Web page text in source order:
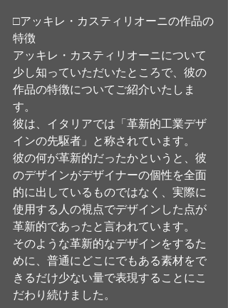
□アッキレ・カスティリオーニの作品の
アッキレ・カスティリオーニについて
少し知っていただいたところで、彼の
作品の特徴についてご紹介いたしま
す。
彼は、イタリアでは「革新的工業デザ
インの先駆者」と称されています。
彼の何が革新的だったかというと、彼
のデザインがデザイナーの個性を全面
的に出しているものではなく、実際に
使用する人の視点でデザインした点が
革新的であったと言われています。
そのような革新的なデザインをするた
めに、普通にどこにでもある素材をで
きるだけ少ない量で表現することにこ
だわり続けました。